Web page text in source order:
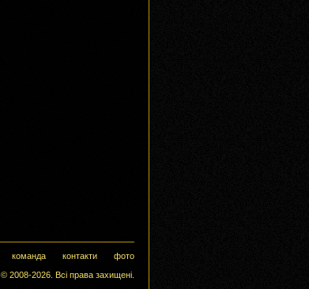
команда контакти
фото
© 2008-2026. Всі права захищені.